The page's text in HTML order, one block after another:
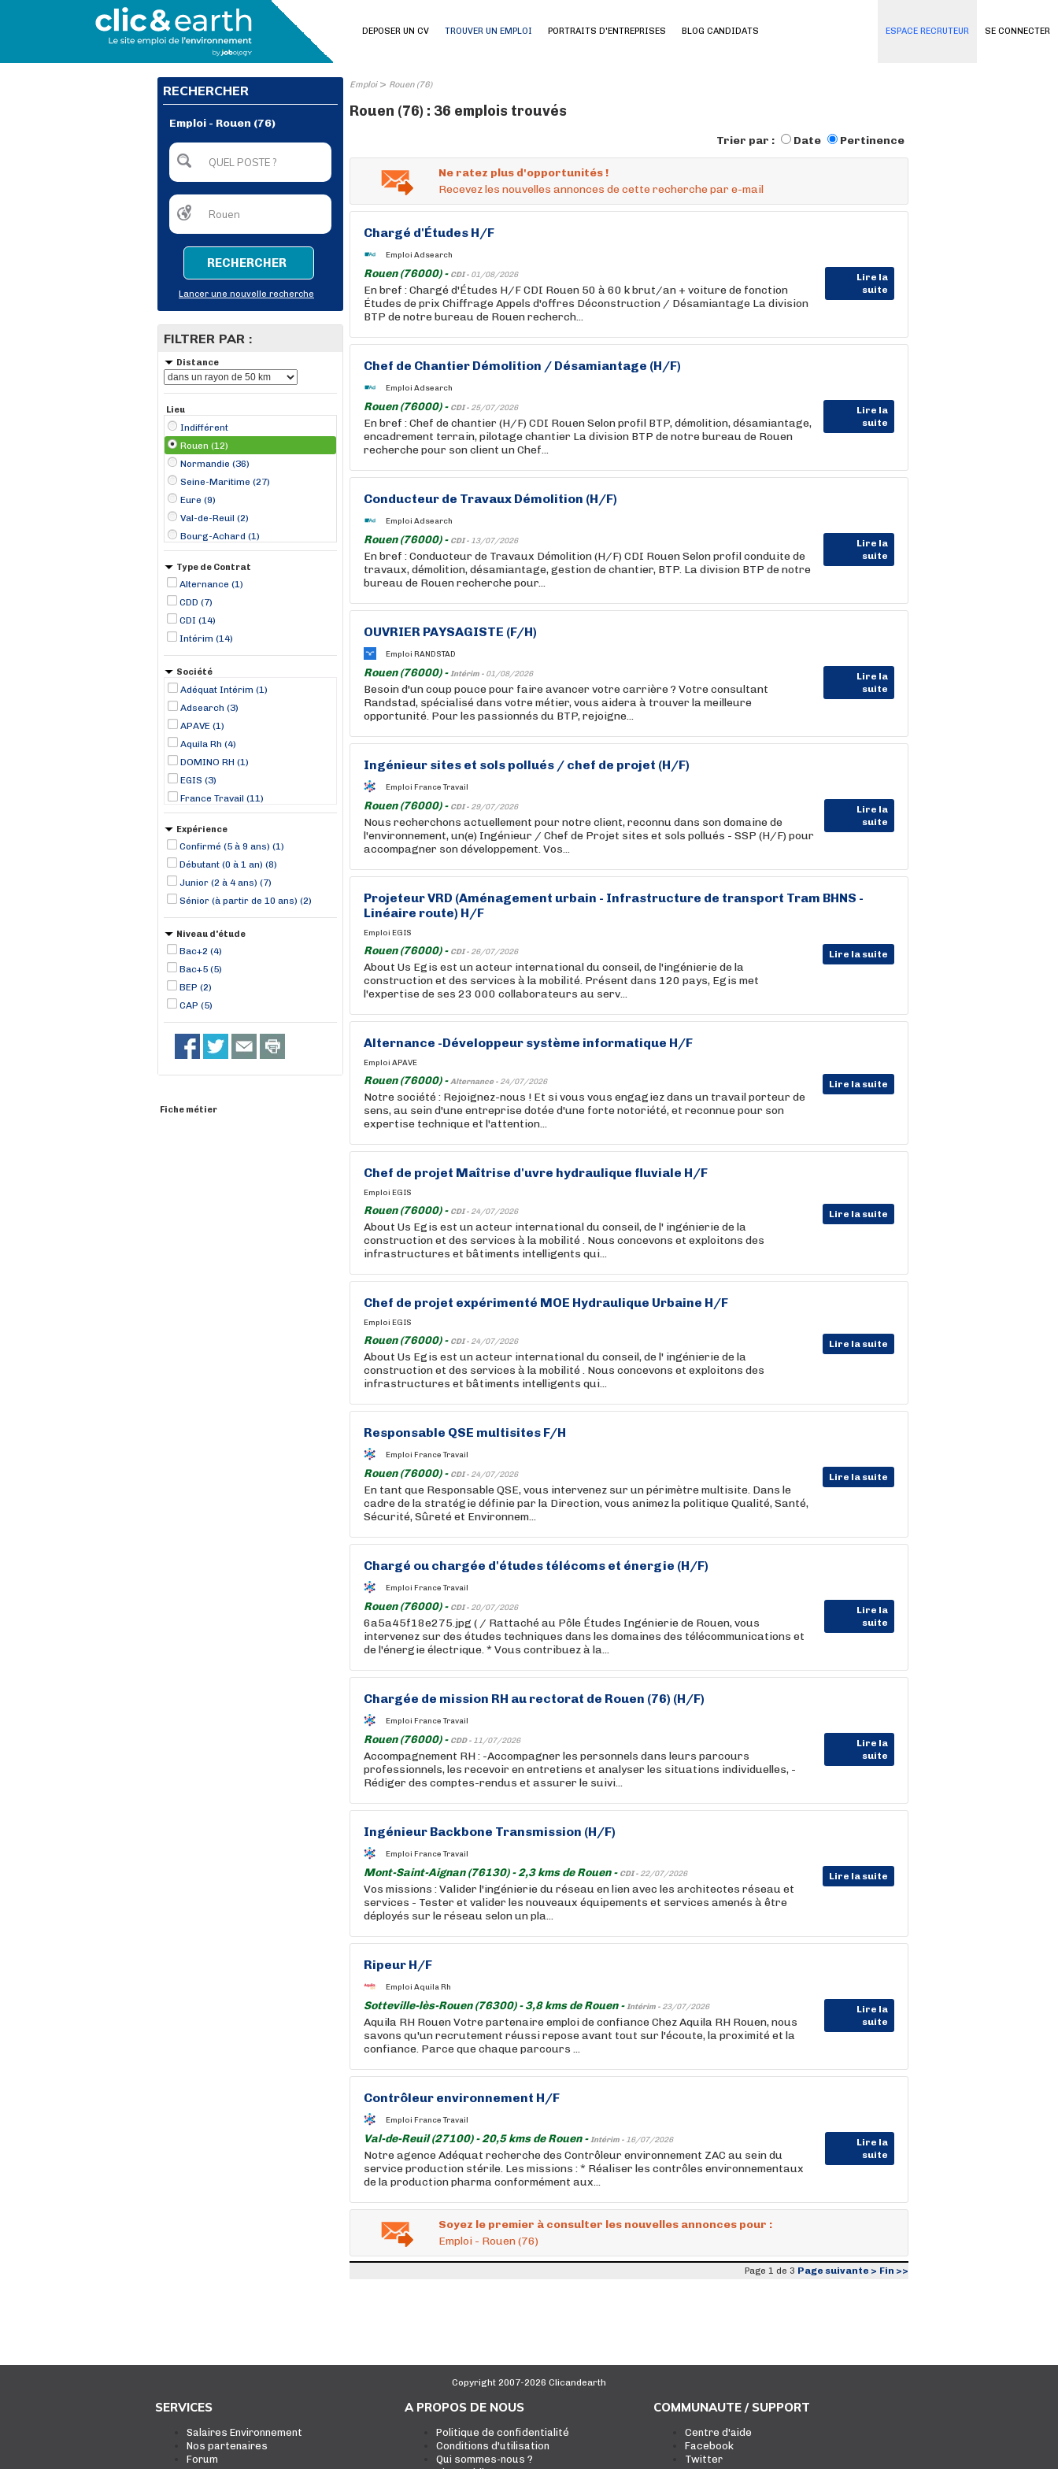
SE CONNECTER
DEPOSER UN CV TROUVER UN EMPLOI PORTRAITS D'ENTREPRISES BLOG CANDIDATS ESPACE RECRUTEUR
RECHERCHER
Emploi - Rouen (76)
RECHERCHER
Lancer une nouvelle recherche
FILTRER PAR :
Distance
Lieu
Indifférent
Rouen (12)
Normandie (36)
Seine-Maritime (27)
Eure (9)
Val-de-Reuil (2)
Bourg-Achard (1)
Caudebec-en-Caux (1)
Corneville-sur-Risle (1)
Doudeville (1)
Grainville-la-Teinturière (1)
Guichainville (1)
Mercey (1)
Type de Contrat
Alternance (1)
CDD (7)
CDI (14)
Intérim (14)
Société
Adéquat Intérim (1)
Adsearch (3)
APAVE (1)
Aquila Rh (4)
DOMINO RH (1)
EGIS (3)
France Travail (11)
Manpower (3)
MISTERTEMP (1)
ONET TECHNOLOGIES (7)
RANDSTAD (1)
Expérience
Confirmé (5 à 9 ans) (1)
Débutant (0 à 1 an) (8)
Junior (2 à 4 ans) (7)
Sénior (à partir de 10 ans) (2)
Niveau d'étude
Bac+2 (4)
Bac+5 (5)
BEP (2)
CAP (5)
Fiche métier
Emploi> Rouen (76)
Rouen (76) : 36 emplois trouvés
Trier par : Date Pertinence
Ne ratez plus d'opportunités !
Recevez les nouvelles annonces de cette recherche par e-mail
Chargé d'Études H/F
Emploi Adsearch
Rouen (76000) - CDI - 01/08/2026
Lire la
suite
En bref : Chargé d'Études H/F CDI Rouen 50 à 60 k brut/an + voiture de fonction
Études de prix Chiffrage Appels d'offres Déconstruction / Désamiantage La division
BTP de notre bureau de Rouen recherch...
Chef de Chantier Démolition / Désamiantage (H/F)
Emploi Adsearch
Rouen (76000) - CDI - 25/07/2026
Lire la
suite
En bref : Chef de chantier (H/F) CDI Rouen Selon profil BTP, démolition, désamiantage,
encadrement terrain, pilotage chantier La division BTP de notre bureau de Rouen
recherche pour son client un Chef...
Conducteur de Travaux Démolition (H/F)
Emploi Adsearch
Rouen (76000) - CDI - 13/07/2026
Lire la
suite
En bref : Conducteur de Travaux Démolition (H/F) CDI Rouen Selon profil conduite de
travaux, démolition, désamiantage, gestion de chantier, BTP. La division BTP de notre
bureau de Rouen recherche pour...
OUVRIER PAYSAGISTE (F/H)
Emploi RANDSTAD
Rouen (76000) -Intérim - 01/08/2026
Lire la
suite
Besoin d'un coup pouce pour faire avancer votre carrière ? Votre consultant
Randstad, spécialisé dans votre métier, vous aidera à trouver la meilleure
opportunité. Pour les passionnés du BTP, rejoigne...
Ingénieur sites et sols pollués / chef de projet (H/F)
Emploi France Travail
Rouen (76000) - CDI - 29/07/2026
Lire la
suite
Nous recherchons actuellement pour notre client, reconnu dans son domaine de
l'environnement, un(e) Ingénieur / Chef de Projet sites et sols pollués - SSP (H/F) pour
accompagner son développement. Vos...
Projeteur VRD (Aménagement urbain - Infrastructure de transport Tram BHNS -
Linéaire route) H/F
Emploi EGIS
Rouen (76000) - CDI - 26/07/2026 Lire la suite
About Us Egis est un acteur international du conseil, de l'ingénierie de la
construction et des services à la mobilité. Présent dans 120 pays, Egis met
l'expertise de ses 23 000 collaborateurs au serv...
Alternance -Développeur système informatique H/F
Emploi APAVE
Rouen (76000) -Alternance - 24/07/2026 Lire la suite
Notre société : Rejoignez-nous ! Et si vous vous engagiez dans un travail porteur de
sens, au sein d'une entreprise dotée d'une forte notoriété, et reconnue pour son
expertise technique et l'attention...
Chef de projet Maîtrise d'uvre hydraulique fluviale H/F
Emploi EGIS
Rouen (76000) - CDI - 24/07/2026 Lire la suite
About Us Egis est un acteur international du conseil, de l' ingénierie de la
construction et des services à la mobilité . Nous concevons et exploitons des
infrastructures et bâtiments intelligents qui...
Chef de projet expérimenté MOE Hydraulique Urbaine H/F
Emploi EGIS
Rouen (76000) - CDI - 24/07/2026 Lire la suite
About Us Egis est un acteur international du conseil, de l' ingénierie de la
construction et des services à la mobilité . Nous concevons et exploitons des
infrastructures et bâtiments intelligents qui...
Responsable QSE multisites F/H
Emploi France Travail
Rouen (76000) - CDI - 24/07/2026 Lire la suite
En tant que Responsable QSE, vous intervenez sur un périmètre multisite. Dans le
cadre de la stratégie définie par la Direction, vous animez la politique Qualité, Santé,
Sécurité, Sûreté et Environnem...
Chargé ou chargée d'études télécoms et énergie (H/F)
Emploi France Travail
Rouen (76000) - CDI - 20/07/2026
Lire la
suite
6a5a45f18e275.jpg ( / Rattaché au Pôle Études Ingénierie de Rouen, vous
intervenez sur des études techniques dans les domaines des télécommunications et
de l'énergie électrique. * Vous contribuez à la...
Chargée de mission RH au rectorat de Rouen (76) (H/F)
Emploi France Travail
Rouen (76000) - CDD - 11/07/2026
Lire la
suite
Accompagnement RH : -Accompagner les personnels dans leurs parcours
professionnels, les recevoir en entretiens et analyser les situations individuelles, -
Rédiger des comptes-rendus et assurer le suivi...
Ingénieur Backbone Transmission (H/F)
Emploi France Travail
Mont-Saint-Aignan (76130) - 2,3 kms de Rouen - CDI - 22/07/2026 Lire la suite
Vos missions : Valider l'ingénierie du réseau en lien avec les architectes réseau et
services - Tester et valider les nouveaux équipements et services amenés à être
déployés sur le réseau selon un pla...
Ripeur H/F
Emploi Aquila Rh
Sotteville-lès-Rouen (76300) - 3,8 kms de Rouen -Intérim - 23/07/2026
Lire la
suite
Aquila RH Rouen Votre partenaire emploi de confiance Chez Aquila RH Rouen, nous
savons qu'un recrutement réussi repose avant tout sur l'écoute, la proximité et la
confiance. Parce que chaque parcours ...
Contrôleur environnement H/F
Emploi France Travail
Val-de-Reuil (27100) - 20,5 kms de Rouen -Intérim - 16/07/2026
Lire la
suite
Notre agence Adéquat recherche des Contrôleur environnement ZAC au sein du
service production stérile. Les missions : * Réaliser les contrôles environnementaux
de la production pharma conformément aux...
Soyez le premier à consulter les nouvelles annonces pour :
Emploi - Rouen (76)
Page 1 de 3 Page suivante > Fin >>
Copyright 2007-2026 Clicandearth
SERVICES
Salaires Environnement
Nos partenaires
Forum
A PROPOS DE NOUS
Politique de confidentialité
Conditions d'utilisation
Qui sommes-nous ?
COMMUNAUTE / SUPPORT
Centre d'aide
Facebook
Twitter